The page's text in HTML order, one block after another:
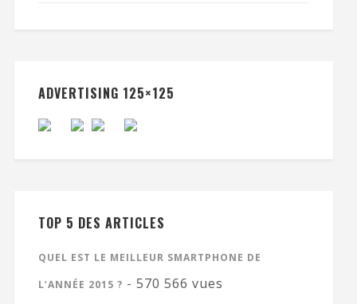
ADVERTISING 125×125
TOP 5 DES ARTICLES
QUEL EST LE MEILLEUR SMARTPHONE DE
L’ANNÉE 2015 ? - 570 566 vues